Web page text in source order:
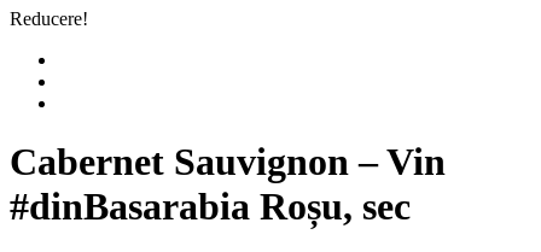
Reducere!
Cabernet Sauvignon – Vin
#dinBasarabia Roșu, sec